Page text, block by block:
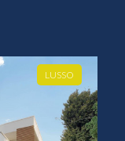
LUSSO